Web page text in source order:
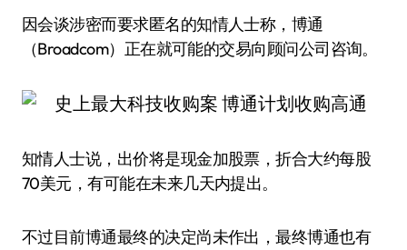
因会谈涉密而要求匿名的知情人士称，博通
（Broadcom）正在就可能的交易向顾问公司咨询。
知情人士说，出价将是现金加股票，折合大约每股
70美元，有可能在未来几天内提出。
不过目前博通最终的决定尚未作出，最终博通也有